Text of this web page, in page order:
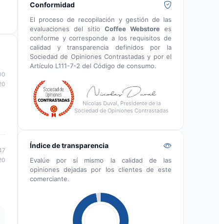
Conformidad
El proceso de recopilación y gestión de las
evaluaciones del sitio Coffee Webstore es
conforme y corresponde a los requisitos de
calidad y transparencia definidos por la
Sociedad de Opiniones Contrastadas y por el
Artículo L111-7-2 del Código de consumo.
Nicolas Duval, Presidente de la
Sociedad de Opiniones Contrastadas
Índice de transparencia
Evalúe por sí mismo la calidad de las
opiniones dejadas por los clientes de este
comerciante.